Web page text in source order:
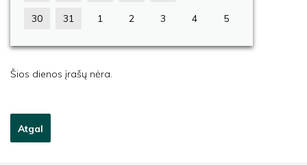
30 31 1 2 3 4 5
Šios dienos įrašų nėra.
Atgal